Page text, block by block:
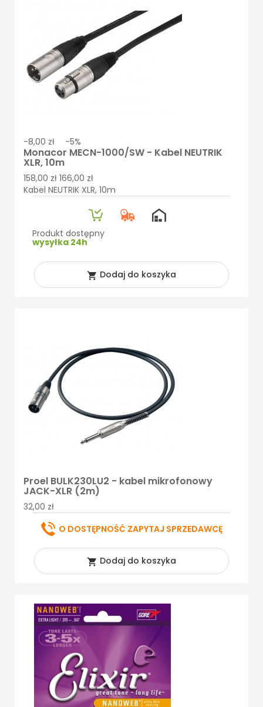
-8,00 zł -5%
Monacor MECN-1000/SW - Kabel NEUTRIK
XLR, 10m
158,00 zł 166,00 zł
Kabel NEUTRIK XLR, 10m
Produkt dostępny
wysyłka 24h
 Dodaj do koszyka
Proel BULK230LU2 - kabel mikrofonowy
JACK-XLR (2m)
32,00 zł
O DOSTĘPNOŚĆ ZAPYTAJ SPRZEDAWCĘ
 Dodaj do koszyka